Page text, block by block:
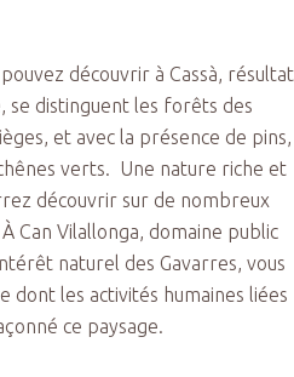
découvrir à Cassà, résultat
se distinguent les forêts des
et avec la présence de pins,
verts. Une nature riche et
découvrir sur de nombreux
Can Vilallonga, domaine public
naturel des Gavarres, vous
dont les activités humaines liées
ce paysage.